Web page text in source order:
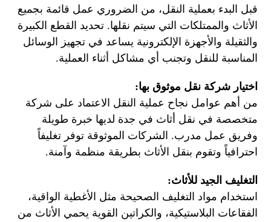
قبل البدء بعملية النقل، من الضروري عمل قائمة بجميع
الأثاث والممتلكات التي سيتم نقلها. تحديد القطع الكبيرة
والثقيلة والأجهزة الإلكترونية يساعد في تجهيز الوسائل
المناسبة للنقل وتجنب أي مشاكل أثناء العملية.
اختيار شركة نقل موثوق بها:
من أهم عوامل نجاح عملية النقل الاعتماد على شركة
متخصصة في نقل أثاث في جدة لديها خبرة طويلة
وفريق عمل مدرب. الشركات الموثوقة توفر تغليفاً
احترافياً وتقوم بنقل الأثاث بطريقة منظمة وآمنة.
التغليف الجيد للأثاث:
استخدام مواد التغليف الصحيحة مثل الأغطية الواقية،
الفقاعات البلاستيكية، والكراتين القوية يحمي الأثاث من